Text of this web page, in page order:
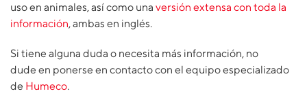
uso en animales, así como una versión extensa con toda la
información, ambas en inglés.
Si tiene alguna duda o necesita más información, no
dude en ponerse en contacto con el equipo especializado
de Humeco.